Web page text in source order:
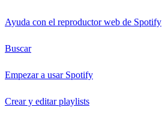
Ayuda con el reproductor web de Spotify
Buscar
Empezar a usar Spotify
Crear y editar playlists